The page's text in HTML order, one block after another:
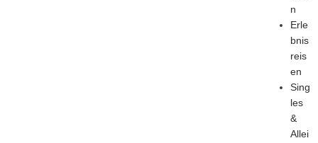
n
Erle
bnis
reis
en
Sing
les
&
Allei